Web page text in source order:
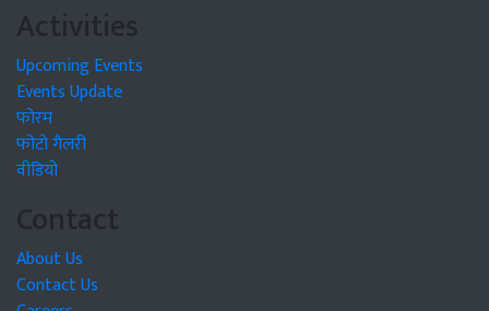
Activities
Upcoming Events
Events Update
फोरम
फोटो गैलरी
वीडियो
Contact
About Us
Contact Us